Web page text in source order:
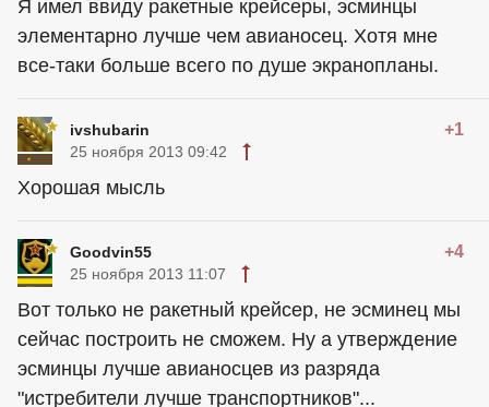
Я имел ввиду ракетные крейсеры, эсминцы
элементарно лучше чем авианосец. Хотя мне
все-таки больше всего по душе экранопланы.
ivshubarin +1
25 ноября 2013 09:42
Хорошая мысль
Goodvin55 +4
25 ноября 2013 11:07
Вот только не ракетный крейсер, не эсминец мы
сейчас построить не сможем. Ну а утверждение
эсминцы лучше авианосцев из разряда
"истребители лучше транспортников"...